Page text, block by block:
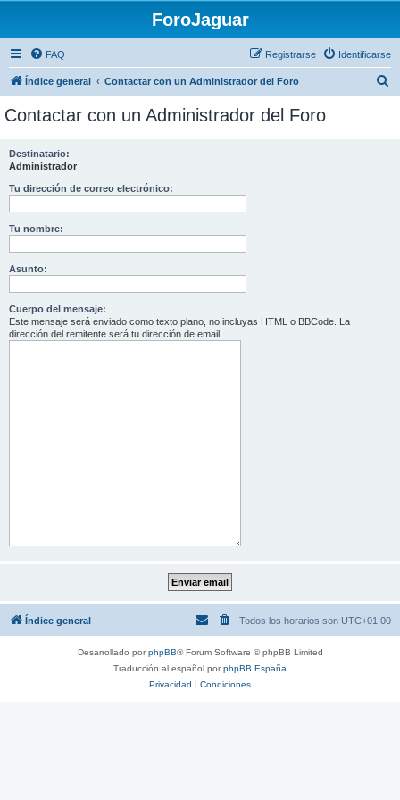
ForoJaguar
FAQ Identificarse
Registrarse
Índice general Contactar con un Administrador del Foro
Contactar con un Administrador del Foro
Destinatario:
Administrador
Tu dirección de correo electrónico:
Tu nombre:
Asunto:
Cuerpo del mensaje:
Este mensaje será enviado como texto plano, no incluyas HTML o BBCode. La
dirección del remitente será tu dirección de email.
Índice general Todos los horarios son UTC+01:00
Desarrollado porphpBB® Forum Software © phpBB Limited
Traducción al español porphpBB España
Privacidad | Condiciones